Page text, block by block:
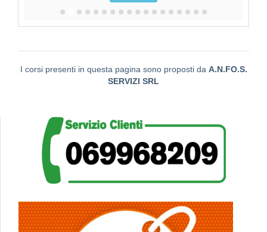
I corsi presenti in questa pagina sono proposti da A.N.FO.S.
SERVIZI SRL